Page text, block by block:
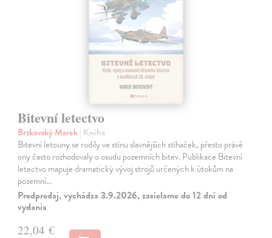
Bitevní letectvo
Brzkovský Marek| Kniha
Bitevní letouny se rodily ve stínu slavnějších stíhaček, přesto právě
ony často rozhodovaly o osudu pozemních bitev. Publikace Bitevní
letectvo mapuje dramatický vývoj strojů určených k útokům na
pozemní…
Predpredaj, vychádza 3.9.2026, zasielame do 12 dní od
vydania
22,04 €